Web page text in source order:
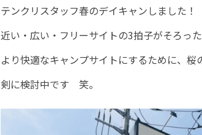
ok
テンクリスタッフ春のデイキャンしました！
近い・広い・フリーサイトの3拍子がそろっ
より快適なキャンプサイトにするために、
剣に検討中です 笑。